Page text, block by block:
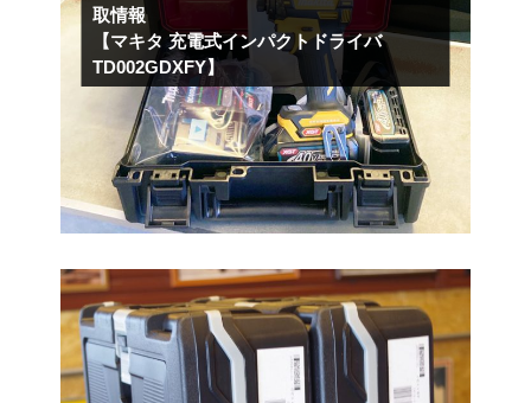
取情報
【マキタ 充電式インパクトドライバ
TD002GDXFY】